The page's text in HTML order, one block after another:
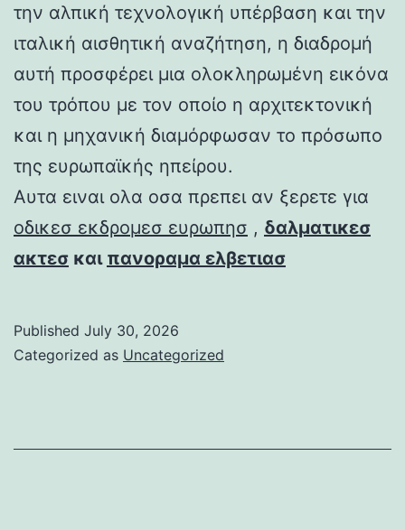
την αλπική τεχνολογική υπέρβαση και την
ιταλική αισθητική αναζήτηση, η διαδρομή
αυτή προσφέρει μια ολοκληρωμένη εικόνα
του τρόπου με τον οποίο η αρχιτεκτονική
και η μηχανική διαμόρφωσαν το πρόσωπο
της ευρωπαϊκής ηπείρου.
Αυτα ειναι ολα οσα πρεπει αν ξερετε για
οδικεσ εκδρομεσ ευρωπησ , δαλματικεσ
ακτεσ και πανοραμα ελβετιασ
Published July 30, 2026
Categorized as Uncategorized